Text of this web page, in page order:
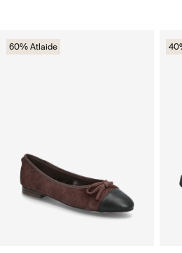
60% Atlaide